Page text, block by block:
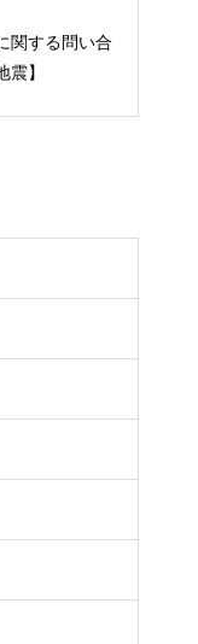
関する問い合
】